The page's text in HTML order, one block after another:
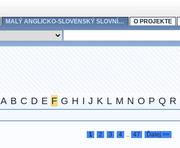
MALÝ ANGLICKO-SLOVENSKÝ SLOVNÍ… O PROJEKTE
A B C D E F G H I J K L M N O P Q R
1 2 3 4 47 Ďalej >>